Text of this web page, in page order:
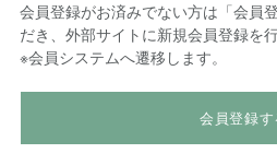
会員登録がお済みでない方は「会員
だき、外部サイトに新規会員登録を
※会員システムへ遷移します。
会員登録す